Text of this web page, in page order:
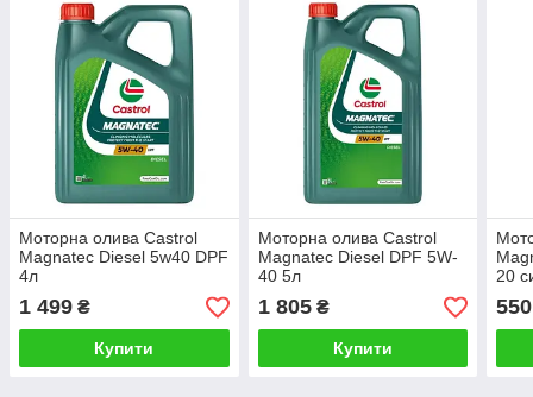
Моторна олива Castrol
Magnatec Diesel 5w40 DPF
4л
1 499 ₴
Купити
Моторна олива Castrol
Magnatec Diesel DPF 5W-
40 5л
1 805₴
Купити
20
550